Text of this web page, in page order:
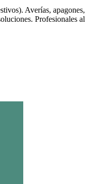
Averías, apagones,
Profesionales al